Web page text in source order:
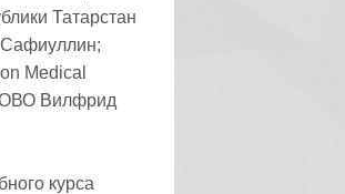
Татарстан
Сафиуллин;
Medical
Вилфрид
курса